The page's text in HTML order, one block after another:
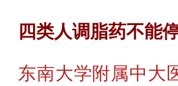
四类人调脂药不能
东南大学附属中大